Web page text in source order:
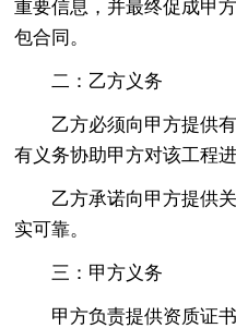
重要信息，并最终促成甲
包合同。
二：乙方义务
乙方必须向甲方提供
有义务协助甲方对该工程
乙方承诺向甲方提供
实可靠。
三：甲方义务
甲方负责提供资质证